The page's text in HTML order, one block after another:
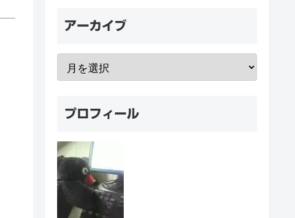
アーカイブ
プロフィール